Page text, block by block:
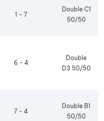
1 - 7
Double C1
50/50
6 - 4
Double
D3 50/50
7 - 4
Double B1
50/50